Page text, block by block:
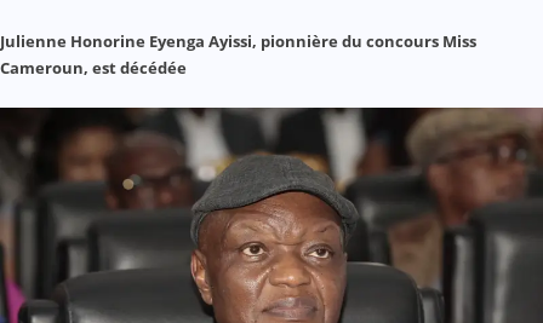
Julienne Honorine Eyenga Ayissi, pionnière du concours Miss
Cameroun, est décédée